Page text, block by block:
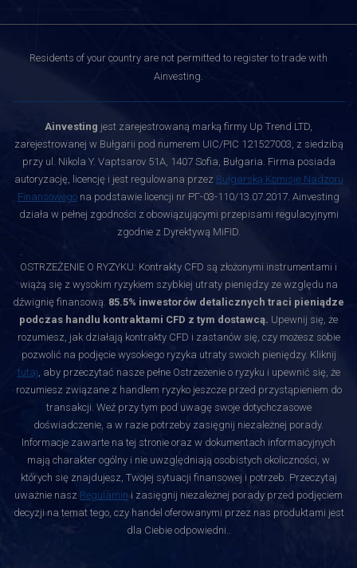
Residents of your country are not permitted to register to trade with
Ainvesting.
Ainvesting jest zarejestrowaną marką firmy Up Trend LTD,
zarejestrowanej w Bułgarii pod numerem UIC/PIC 121527003, z siedzibą
przy ul. Nikola Y. Vaptsarov 51A, 1407 Sofia, Bułgaria. Firma posiada
autoryzację, licencję i jest regulowana przez Bułgarską Komisję Nadzoru
Finansowego na podstawie licencji nr РГ-03-110/13.07.2017. Ainvesting
działa w pełnej zgodności z obowiązującymi przepisami regulacyjnymi
zgodnie z Dyrektywą MiFID.
OSTRZEŻENIE O RYZYKU: Kontrakty CFD są złożonymi instrumentami i
wiążą się z wysokim ryzykiem szybkiej utraty pieniędzy ze względu na
dźwignię finansową. 85.5% inwestorów detalicznych traci pieniądze
podczas handlu kontraktami CFD z tym dostawcą. Upewnij się, że
rozumiesz, jak działają kontrakty CFD i zastanów się, czy możesz sobie
pozwolić na podjęcie wysokiego ryzyka utraty swoich pieniędzy. Kliknij
tutaj, aby przeczytać nasze pełne Ostrzeżenie o ryzyku i upewnić się, że
rozumiesz związane z handlem ryzyko jeszcze przed przystąpieniem do
transakcji. Weź przy tym pod uwagę swoje dotychczasowe
doświadczenie, a w razie potrzeby zasięgnij niezależnej porady.
Informacje zawarte na tej stronie oraz w dokumentach informacyjnych
mają charakter ogólny i nie uwzględniają osobistych okoliczności, w
których się znajdujesz, Twojej sytuacji finansowej i potrzeb. Przeczytaj
uważnie nasz Regulamin i zasięgnij niezależnej porady przed podjęciem
decyzji na temat tego, czy handel oferowanymi przez nas produktami jest
dla Ciebie odpowiedni..